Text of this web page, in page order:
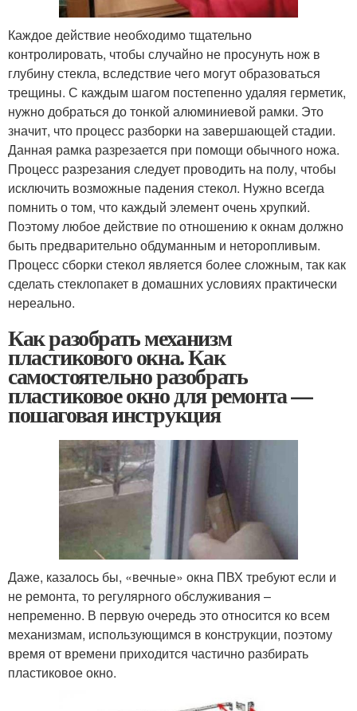
Каждое действие необходимо тщательно
контролировать, чтобы случайно не просунуть нож в
глубину стекла, вследствие чего могут образоваться
трещины. С каждым шагом постепенно удаляя герметик,
нужно добраться до тонкой алюминиевой рамки. Это
значит, что процесс разборки на завершающей стадии.
Данная рамка разрезается при помощи обычного ножа.
Процесс разрезания следует проводить на полу, чтобы
исключить возможные падения стекол. Нужно всегда
помнить о том, что каждый элемент очень хрупкий.
Поэтому любое действие по отношению к окнам должно
быть предварительно обдуманным и неторопливым.
Процесс сборки стекол является более сложным, так как
сделать стеклопакет в домашних условиях практически
нереально.
Как разобрать механизм
пластикового окна. Как
самостоятельно разобрать
пластиковое окно для ремонта —
пошаговая инструкция
Даже, казалось бы, «вечные» окна ПВХ требуют если и
не ремонта, то регулярного обслуживания –
непременно. В первую очередь это относится ко всем
механизмам, использующимся в конструкции, поэтому
время от времени приходится частично разбирать
пластиковое окно.